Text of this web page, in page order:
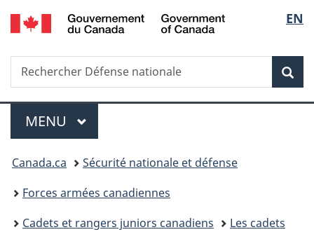
Passer
au
principal
Passer
à
Au
du
Passer
à
version
simplifiée
de
la
EN
Recherche
Rechercher
Défense
Menu
MENU PRINCIPAL
Vous
êtes
ici :
Canada.ca
Sécurité nationale et défense
Forces armées canadiennes
Cadets et rangers juniors canadiens
Les cadets